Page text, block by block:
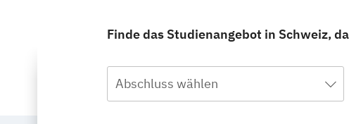
Finde das Studienangebot in Schweiz,
Abschluss wählen